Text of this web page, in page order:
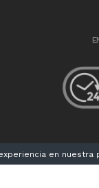
en nuestra